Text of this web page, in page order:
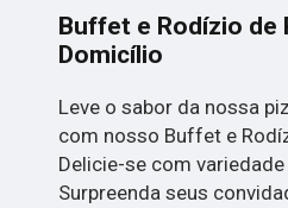
Buffet e Rodízio de
Domicílio
Leve o sabor da nossa
com nosso Buffet e
Delicie-se com
Surpreenda seus